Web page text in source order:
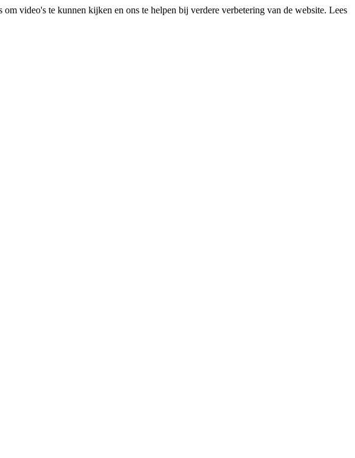
video's te kunnen kijken en ons te helpen bij verdere verbetering van de website. Lees